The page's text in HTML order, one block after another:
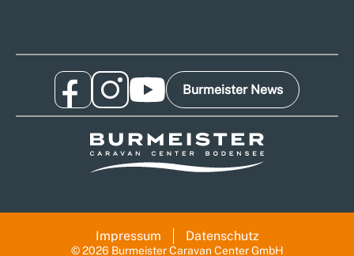
Burmeister News
© 2026 Burmeister Caravan Center GmbH
Impressum Datenschutz